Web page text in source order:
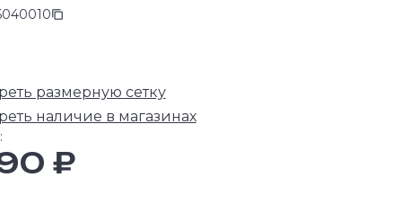
размерную сетку
наличие в магазинах
₽